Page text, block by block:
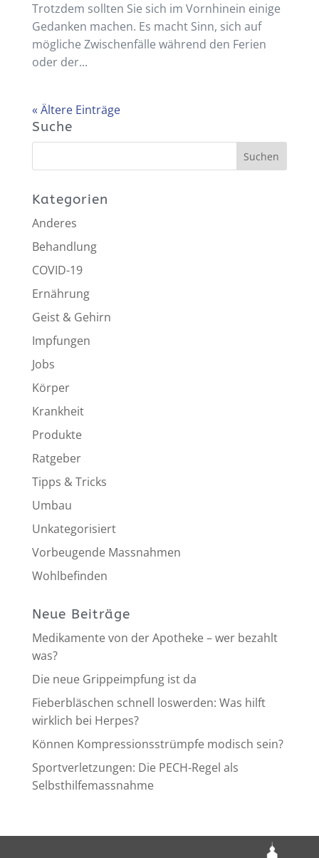
Trotzdem sollten Sie sich im Vornhinein einige
Gedanken machen. Es macht Sinn, sich auf
mögliche Zwischenfälle während den Ferien
oder der...
« Ältere Einträge
Suche
Kategorien
Anderes
Behandlung
COVID-19
Ernährung
Geist & Gehirn
Impfungen
Jobs
Körper
Krankheit
Produkte
Ratgeber
Tipps & Tricks
Umbau
Unkategorisiert
Vorbeugende Massnahmen
Wohlbefinden
Neue Beiträge
Medikamente von der Apotheke – wer bezahlt
was?
Die neue Grippeimpfung ist da
Fieberbläschen schnell loswerden: Was hilft
wirklich bei Herpes?
Können Kompressionsstrümpfe modisch sein?
Sportverletzungen: Die PECH-Regel als
Selbsthilfemassnahme